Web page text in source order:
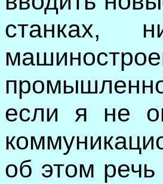
станках,
если я не
об этом